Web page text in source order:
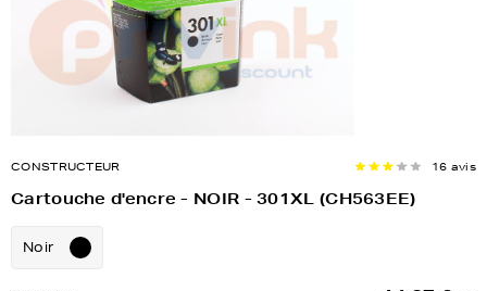
CONSTRUCTEUR 16 avis
Cartouche d'encre - NOIR - 301XL (CH563EE)
Noir